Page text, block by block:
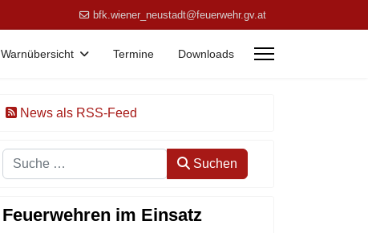
bfk.wiener_neustadt@feuerwehr.gv.at
Warnübersicht Termine Downloads
News als RSS-Feed
Suchen Suchen
Feuerwehren im Einsatz